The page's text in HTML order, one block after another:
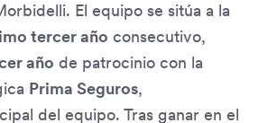
El equipo se sitúa a la
tercer año consecutivo,
año de patrocinio con la
Prima Seguros,
del equipo. Tras ganar en el